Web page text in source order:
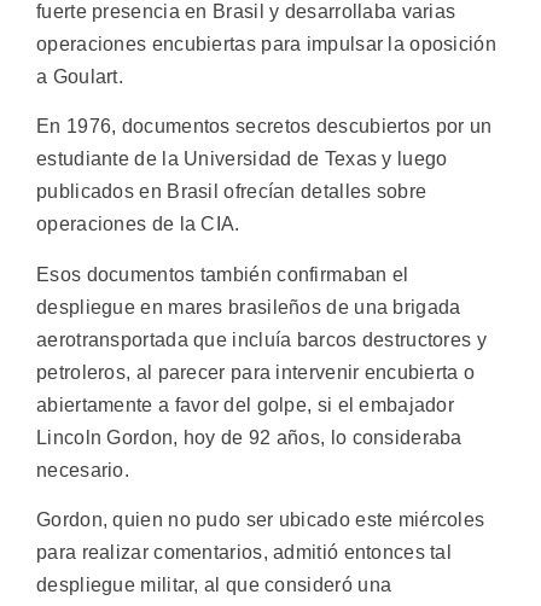
fuerte presencia en Brasil y desarrollaba varias
operaciones encubiertas para impulsar la oposición
a Goulart.
En 1976, documentos secretos descubiertos por un
estudiante de la Universidad de Texas y luego
publicados en Brasil ofrecían detalles sobre
operaciones de la CIA.
Esos documentos también confirmaban el
despliegue en mares brasileños de una brigada
aerotransportada que incluía barcos destructores y
petroleros, al parecer para intervenir encubierta o
abiertamente a favor del golpe, si el embajador
Lincoln Gordon, hoy de 92 años, lo consideraba
necesario.
Gordon, quien no pudo ser ubicado este miércoles
para realizar comentarios, admitió entonces tal
despliegue militar, al que consideró una